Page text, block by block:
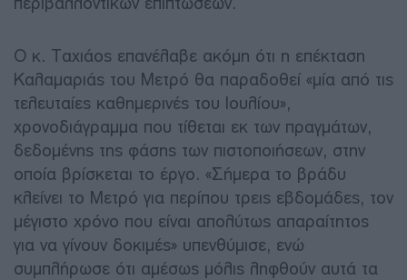
Ο κ. Ταχιάος επανέλαβε ακόμη ότι η επέκταση
Καλαμαριάς του Μετρό θα παραδοθεί «μία από τις
τελευταίες καθημερινές του Ιουλίου»,
χρονοδιάγραμμα που τίθεται εκ των πραγμάτων,
δεδομένης της φάσης των πιστοποιήσεων, στην
οποία βρίσκεται το έργο. «Σήμερα το βράδυ
κλείνει το Μετρό για περίπου τρεις εβδομάδες, τον
μέγιστο χρόνο που είναι απολύτως απαραίτητος
για να γίνουν δοκιμές» υπενθύμισε, ενώ
συμπλήρωσε ότι αμέσως μόλις ληφθούν αυτά τα